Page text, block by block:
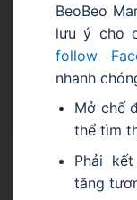
BeoBeo
lưu ý cho
follow
nhanh
Mở chế
thể tìm
Phải
tăng